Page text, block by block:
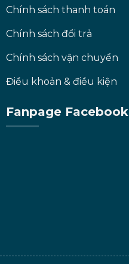
Chính sách thanh toán
Chính sách đổi trả
Chính sách vận chuyển
Điều khoản & điều kiện
Fanpage Facebook